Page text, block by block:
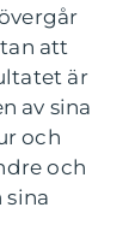
att
är
av sina
och
och
sina